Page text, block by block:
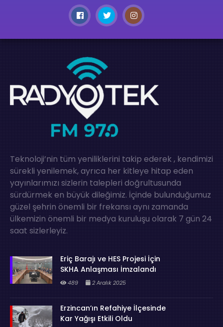
Teknoloji’nin tüm yeniliklerini takip ederek , kendimizi
sürekli yenilemek, ayrıca her kitleye hitap eden
yayınlarımızı sizlerin talepleri doğrultusunda
sürdürmek en büyük dileğimiz. İçinde bulunduğumuz
güzel şehrin önemli bir frekansı aynı zamanda
ülkemizin önemli bir medya kuruluşu olarak 7 gün 24
saat sizlerleyiz.
Eriç Barajı ve HES Projesi İçin
SKHA Anlaşması İmzalandı
489 2 Aralık 2025
Erzincan’ın Refahiye İlçesinde
Kar Yağışı Etkili Oldu